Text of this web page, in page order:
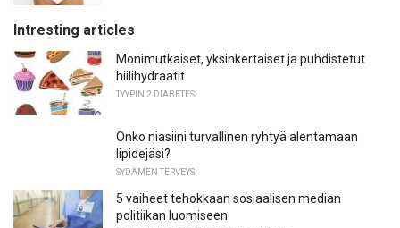
Intresting articles
Monimutkaiset, yksinkertaiset ja puhdistetut
hiilihydraatit
TYYPIN 2 DIABETES
Onko niasiini turvallinen ryhtyä alentamaan
lipidejäsi?
SYDÄMEN TERVEYS
5 vaiheet tehokkaan sosiaalisen median
politiikan luomiseen